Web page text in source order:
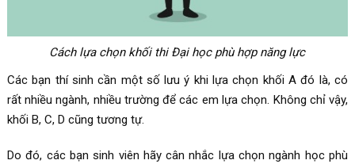
Cách lựa chọn khối thi Đại học phù hợp năng lực
Các bạn thí sinh cần một số lưu ý khi lựa chọn khối A đó là, có
rất nhiều ngành, nhiều trường để các em lựa chọn. Không chỉ vậy,
khối B, C, D cũng tương tự.
Do đó, các bạn sinh viên hãy cân nhắc lựa chọn ngành học phù